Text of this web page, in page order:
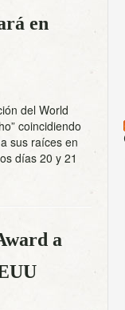
en
del World
coincidiendo
sus raíces en
días 20 y 21
a